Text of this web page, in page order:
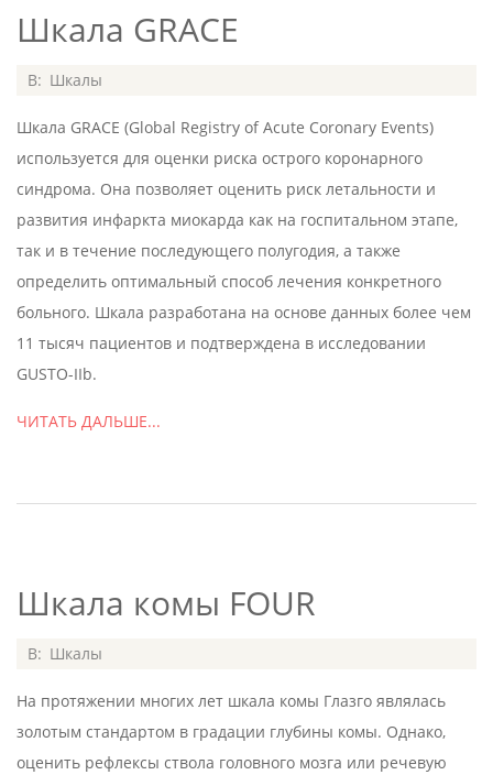
Шкала GRACE
2020-
05
В: Шкалы
Шкала GRACE (Global Registry of Acute Coronary Events)
используется для оценки риска острого коронарного
синдрома. Она позволяет оценить риск летальности и
развития инфаркта миокарда как на госпитальном этапе,
так и в течение последующего полугодия, а также
определить оптимальный способ лечения конкретного
больного. Шкала разработана на основе данных более чем
11 тысяч пациентов и подтверждена в исследовании
GUSTO-IIb.
ЧИТАТЬ ДАЛЬШЕ...
Шкала комы FOUR
2020-
05
В: Шкалы
На протяжении многих лет шкала комы Глазго являлась
золотым стандартом в градации глубины комы. Однако,
оценить рефлексы ствола головного мозга или речевую